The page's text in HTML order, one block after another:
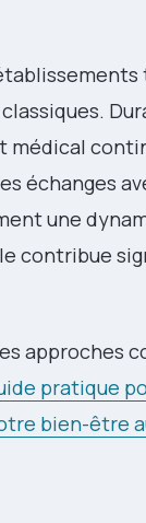
échanges
une
contribue
approches
pratique
bien-être